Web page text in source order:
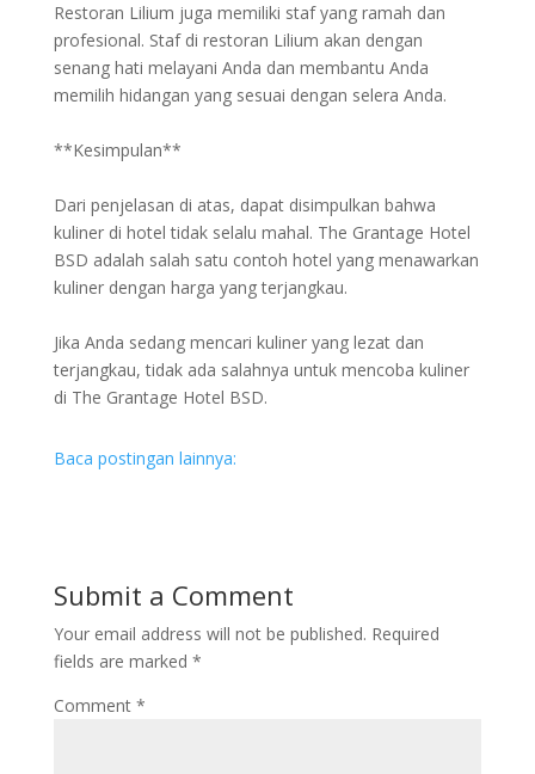
Restoran Lilium juga memiliki staf yang ramah dan
profesional. Staf di restoran Lilium akan dengan
senang hati melayani Anda dan membantu Anda
memilih hidangan yang sesuai dengan selera Anda.
**Kesimpulan**
Dari penjelasan di atas, dapat disimpulkan bahwa
kuliner di hotel tidak selalu mahal. The Grantage Hotel
BSD adalah salah satu contoh hotel yang menawarkan
kuliner dengan harga yang terjangkau.
Jika Anda sedang mencari kuliner yang lezat dan
terjangkau, tidak ada salahnya untuk mencoba kuliner
di The Grantage Hotel BSD.
Baca postingan lainnya:
Submit a Comment
Your email address will not be published. Required
fields are marked *
Comment *